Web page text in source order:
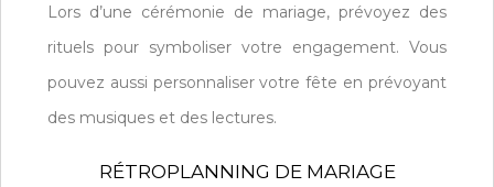
Lors d’une cérémonie de mariage, prévoyez des
rituels pour symboliser votre engagement. Vous
pouvez aussi personnaliser votre fête en prévoyant
des musiques et des lectures.
RÉTROPLANNING DE MARIAGE